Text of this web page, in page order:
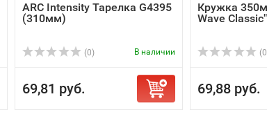
ARC Intensity Тарелка G4395
(310мм)
(0) В наличии
69,81 руб.
Кружка
Wave Classic"
69,88 руб.